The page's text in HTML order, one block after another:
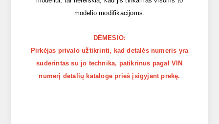
modelio modifikacijoms.
DĖMESIO:
Pirkėjas privalo užtikrinti, kad detalės numeris yra
suderintas su jo technika, patikrinus pagal VIN
numerį detalių kataloge prieš įsigyjant prekę.